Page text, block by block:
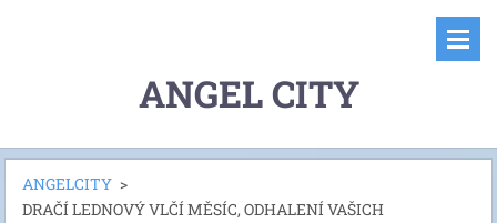
ANGEL CITY
ANGELCITY >
DRAČÍ LEDNOVÝ VLČÍ MĚSÍC, ODHALENÍ VAŠICH